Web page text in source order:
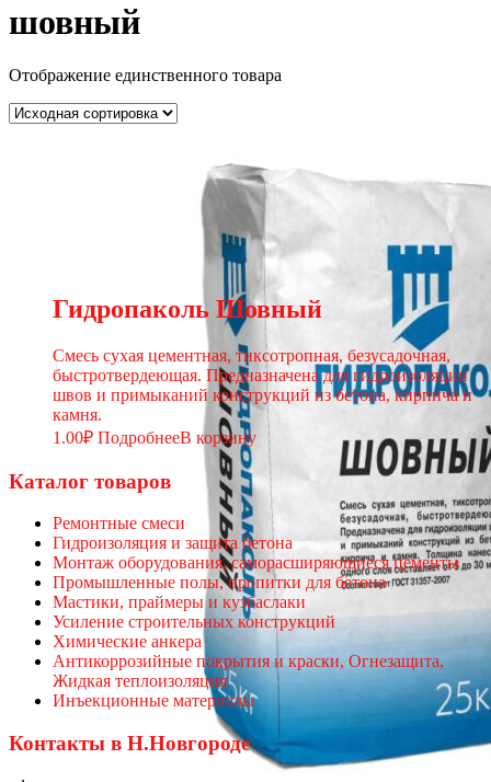
шовный
Отображение единственного товара
Гидропаколь Шовный
Смесь сухая цементная, тиксотропная, безусадочная,
быстротвердеющая. Предназначена для гидроизоляции
швов и примыканий конструкций из бетона, кирпича и
камня.
1.00₽ ПодробнееВ корзину
Каталог товаров
Ремонтные смеси
Гидроизоляция и защита бетона
Монтаж оборудования, саморасширяющиеся цементы
Промышленные полы, пропитки для бетона
Мастики, праймеры и кузбаслаки
Усиление строительных конструкций
Химические анкера
Антикоррозийные покрытия и краски, Огнезащита,
Жидкая теплоизоляция
Инъекционные материалы
Контакты в Н.Новгороде